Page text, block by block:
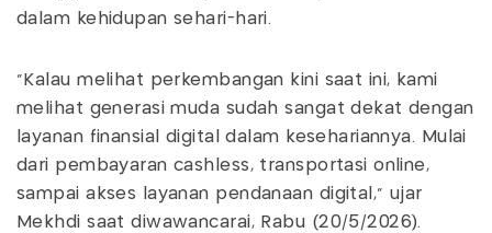
dalam kehidupan sehari-hari.
“Kalau melihat perkembangan kini saat ini, kami
melihat generasi muda sudah sangat dekat dengan
layanan finansial digital dalam kesehariannya. Mulai
dari pembayaran cashless, transportasi online,
sampai akses layanan pendanaan digital,” ujar
Mekhdi saat diwawancarai, Rabu (20/5/2026).